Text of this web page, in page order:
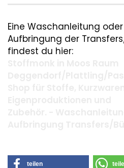
Eine Waschanleitung
Aufbringung der
findest du hier:
teilen